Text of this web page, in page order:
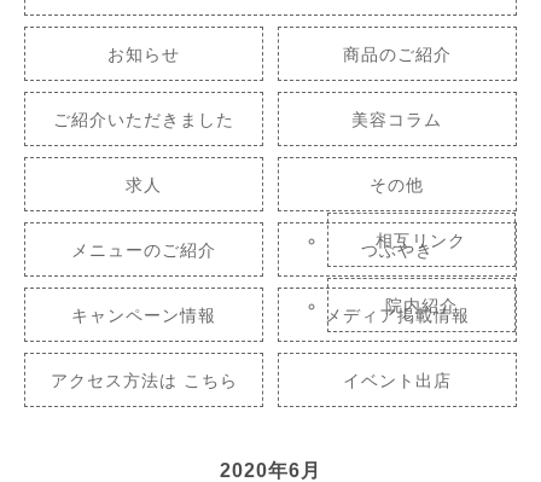
お知らせ 商品のご紹介
ご紹介いただきました 美容コラム
求人 その他
相互リンク
メニューのご紹介 つぶやき
院内紹介
キャンペーン情報 メディア掲載情報
アクセス方法は こちら イベント出店
2020年6月